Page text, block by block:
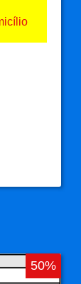
50%